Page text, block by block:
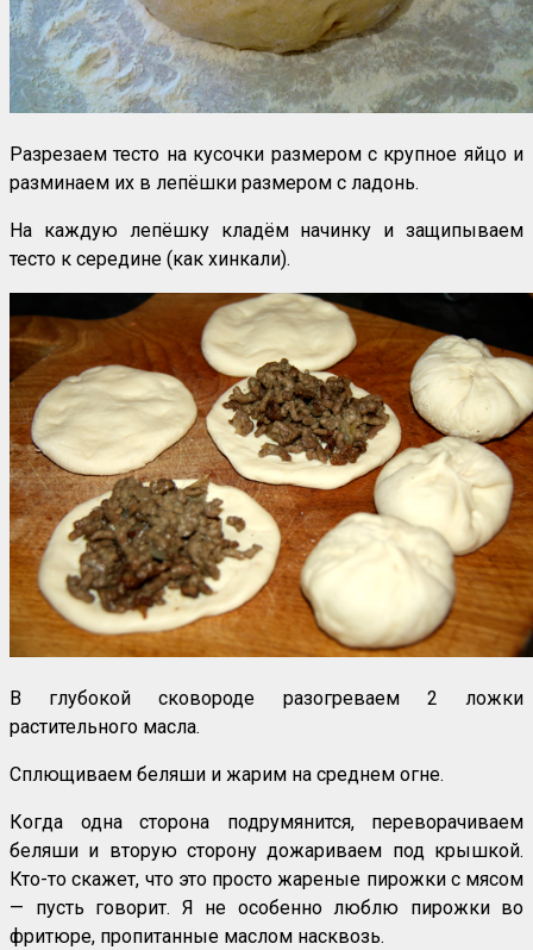
Разрезаем тесто на кусочки размером с крупное яйцо и
разминаем их в лепёшки размером с ладонь.
На каждую лепёшку кладём начинку и защипываем
тесто к середине (как хинкали).
В глубокой сковороде разогреваем 2 ложки
растительного масла.
Сплющиваем беляши и жарим на среднем огне.
Когда одна сторона подрумянится, переворачиваем
беляши и вторую сторону дожариваем под крышкой.
Кто-то скажет, что это просто жареные пирожки с мясом
— пусть говорит. Я не особенно люблю пирожки во
фритюре, пропитанные маслом насквозь.